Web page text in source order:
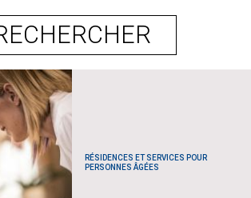
RÉSIDENCES ET SERVICES POUR
PERSONNES ÂGÉES